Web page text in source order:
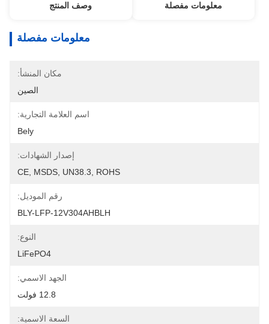
معلومات مفصلة وصف المنتج
معلومات مفصلة
مكان المنشأ:
الصين
اسم العلامة التجارية:
Bely
إصدار الشهادات:
CE, MSDS, UN38.3, ROHS
رقم الموديل:
BLY-LFP-12V304AHBLH
النوع:
LiFePO4
الجهد الاسمي:
12.8 فولت
السعة الاسمية: